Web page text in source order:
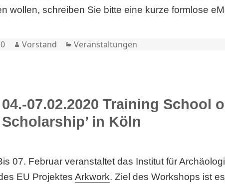
wollen, schreiben Sie bitte eine kurze formlose
Author
Vorstand Categories
Veranstaltungen
04.-07.02.2020 Training School
Scholarship’ in Köln
07. Februar veranstaltet das Institut für
EU Projektes Arkwork. Ziel des Workshops ist